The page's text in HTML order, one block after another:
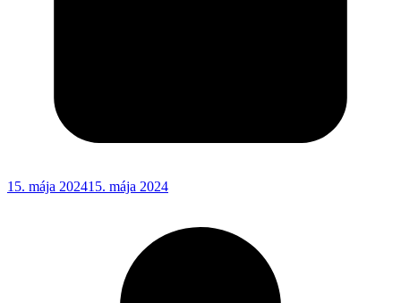
15. mája 202415. mája 2024